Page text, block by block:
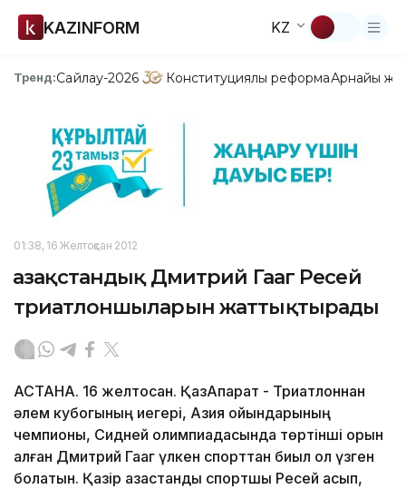
KAZINFORM KZ
Тренд:Сайлау-2026 Конституциялық реформаАрнайы
01:38, 16 Желтоқсан 2012
Қазақстандық Дмитрий Гааг Ресей
триатлоншыларын жаттықтырады
АСТАНА. 16 желтоқсан. ҚазАқпарат - Триатлоннан
әлем кубогының иегері, Азия ойындарының
чемпионы, Сидней олимпиадасында төртінші орын
алған Дмитрий Гааг үлкен спорттан биыл қол үзген
болатын. Қазір қазақстандық спортшы Ресей асып,